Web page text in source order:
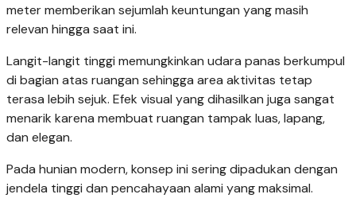
meter memberikan sejumlah keuntungan yang masih
relevan hingga saat ini.
Langit-langit tinggi memungkinkan udara panas berkumpul
di bagian atas ruangan sehingga area aktivitas tetap
terasa lebih sejuk. Efek visual yang dihasilkan juga sangat
menarik karena membuat ruangan tampak luas, lapang,
dan elegan.
Pada hunian modern, konsep ini sering dipadukan dengan
jendela tinggi dan pencahayaan alami yang maksimal.